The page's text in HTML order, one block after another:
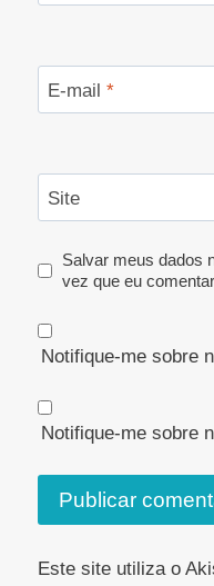
E-mail *
Site
Salvar meus dados
vez que eu
Notifique-me sobre
Notifique-me sobre
Este site utiliza o